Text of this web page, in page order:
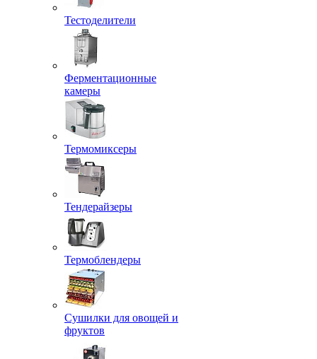
Тестоделители
Ферментационные
камеры
Термомиксеры
Тендерайзеры
Термоблендеры
Сушилки для овощей и
фруктов